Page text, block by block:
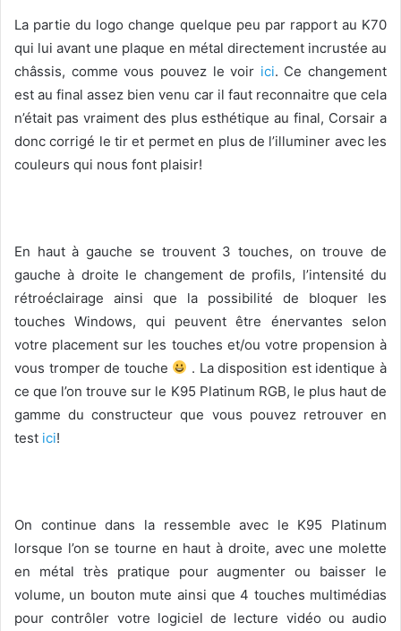
La partie du logo change quelque peu par rapport au K70
qui lui avant une plaque en métal directement incrustée au
châssis, comme vous pouvez le voir ici. Ce changement
est au final assez bien venu car il faut reconnaitre que cela
n’était pas vraiment des plus esthétique au final, Corsair a
donc corrigé le tir et permet en plus de l’illuminer avec les
couleurs qui nous font plaisir!
En haut à gauche se trouvent 3 touches, on trouve de
gauche à droite le changement de profils, l’intensité du
rétroéclairage ainsi que la possibilité de bloquer les
touches Windows, qui peuvent être énervantes selon
votre placement sur les touches et/ou votre propension à
vous tromper de touche
. La disposition est identique à
ce que l’on trouve sur le K95 Platinum RGB, le plus haut de
gamme du constructeur que vous pouvez retrouver en
test ici!
On continue dans la ressemble avec le K95 Platinum
lorsque l’on se tourne en haut à droite, avec une molette
en métal très pratique pour augmenter ou baisser le
volume, un bouton mute ainsi que 4 touches multimédias
pour contrôler votre logiciel de lecture vidéo ou audio